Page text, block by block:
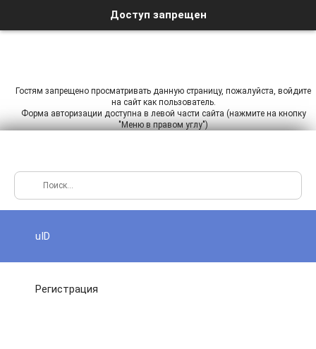
Доступ запрещен
Гостям запрещено просматривать данную страницу, пожалуйста, войдите
на сайт как пользователь.
Форма авторизации доступна в левой части сайта (нажмите на кнопку
"Меню в правом углу")
uID
Регистрация